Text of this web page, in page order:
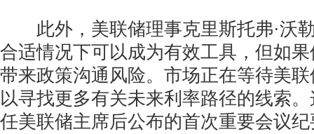
此外，美联储理事克里斯托弗·沃
合适情况下可以成为有效工具，但如
带来政策沟通风险。市场正在等待美
以寻找更多有关未来利率路径的线索
任美联储主席后公布的首次重要会议